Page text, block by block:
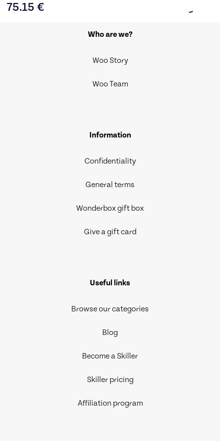
75.15 €
Who are we?
Woo Story
Woo Team
Information
Confidentiality
General terms
Wonderbox gift box
Give a gift card
Useful links
Browse our categories
Blog
Become a Skiller
Skiller pricing
Affiliation program